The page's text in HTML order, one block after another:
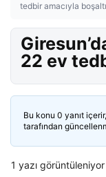
tedbir amacıyla
22 ev
Bu konu 0 yanıt
tarafından
1 yazı